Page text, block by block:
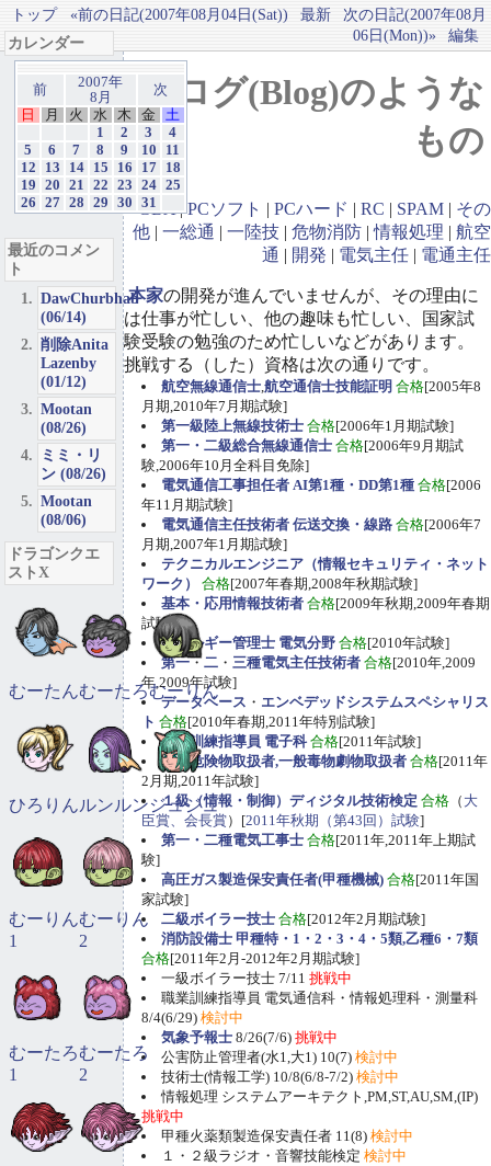
トップ «前の日記(2007年08月04日(Sat)) 最新
次の日記(2007年08月
06日(Mon))»
編集
ブログ(Blog)のような
もの
GBA|PCソフト | PCハード | RC | SPAM | その
他 | 一総通 | 一陸技 | 危物消防 |情報処理 | 航空
通 | 開発 | 電気主任 | 電通主任
本家の開発が進んでいませんが、その理由に
は仕事が忙しい、他の趣味も忙しい、国家試
験受験の勉強のため忙しいなどがあります。
挑戦する（した）資格は次の通りです。
航空無線通信士,航空通信士技能証明 合格[2005年8
月期,2010年7月期試験]
第一級陸上無線技術士 合格[2006年1月期試験]
第一・二級総合無線通信士 合格[2006年9月期試
験,2006年10月全科目免除]
電気通信工事担任者 AI第1種・DD第1種 合格[2006
年11月期試験]
電気通信主任技術者 伝送交換・線路 合格[2006年7
月期,2007年1月期試験]
テクニカルエンジニア（情報セキュリティ・ネット
ワーク）
合格[2007年春期,2008年秋期試験]
基本・応用情報技術者 合格[2009年秋期,2009年春期
試験]
エネルギー管理士 電気分野 合格[2010年試験]
第一・二 ・ 三種電気主任技術者 合格[2010年,2009
年,2009年試験]
データベース ・ エンベデッドシステムスペシャリス
ト 合格[2010年春期,2011年特別試験]
職業訓練指導員 電子科 合格[2011年試験]
甲種危険物取扱者,一般毒物劇物取扱者 合格[2011年
2月期,2011年試験]
１級（情報・制御）ディジタル技術検定 合格 （ 大
臣賞、会長賞）[2011年秋期（第43回）試験]
第一・二種電気工事士 合格[2011年,2011年上期試
験]
高圧ガス製造保安責任者(甲種機械) 合格[2011年国
家試験]
二級ボイラー技士 合格[2012年2月期試験]
消防設備士 甲種特・1・2・3・4・5類,乙種6・7類
合格[2011年2月-2012年2月期試験]
一級ボイラー技士 7/11 挑戦中
職業訓練指導員 電気通信科・情報処理科・測量科
8/4(6/29) 検討中
気象予報士 8/26(7/6) 挑戦中
公害防止管理者(水1,大1) 10(7) 検討中
技術士(情報工学) 10/8(6/8-7/2) 検討中
情報処理 システムアーキテクト,PM,ST,AU,SM,(IP)
挑戦中
甲種火薬類製造保安責任者 11(8) 検討中
１・２級ラジオ・音響技能検定 検討中
カレンダー
前
2007年
8月
次
日
月 火 水 木 金
土
1
2 3
4
5
6 7 8 9 10
11
12
13 14 15 16 17
18
19
20 21 22 23 24 25
26
27 28 29 30 31
最近のコメン
ト
DawChurbhab
(06/14)
削除Anita
Lazenby
(01/12)
Mootan
(08/26)
ミミ・リ
ン (08/26)
Mootan
(08/06)
ドラゴンクエ
ストX
むーたんむーたろむーりん
ひろりんルンルンジュジュ
むーりん
1
むーりん
2
むーたろ
1
むーたろ
2